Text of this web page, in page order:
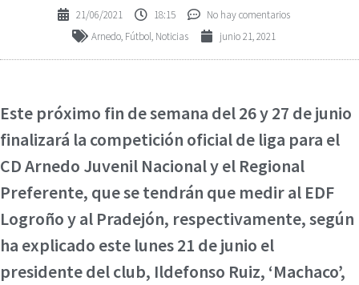
21/06/2021 18:15
No hay comentarios
Arnedo, Fútbol, Noticias junio 21, 2021
Este próximo fin de semana del 26 y 27 de junio
finalizará la competición oficial de liga para el
CD Arnedo Juvenil Nacional y el Regional
Preferente, que se tendrán que medir al EDF
Logroño y al Pradejón, respectivamente, según
ha explicado este lunes 21 de junio el
presidente del club, Ildefonso Ruiz, ‘Machaco’,